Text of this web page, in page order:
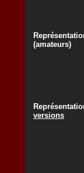
(amateurs)
versions